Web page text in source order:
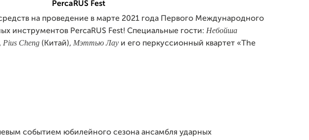
PercaRUS Fest
на проведение в марте 2021 года Первого Международного
инструментов PercaRUS Fest! Специальные гости: Небойша
Pius Cheng (Китай), Мэттью Лау и его перкуссионный квартет «The
событием юбилейного сезона ансамбля ударных